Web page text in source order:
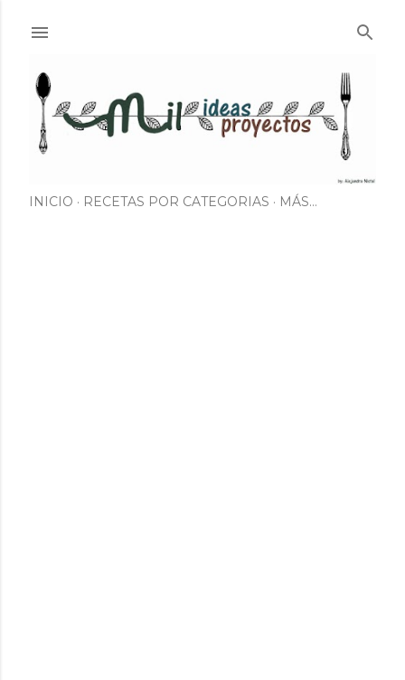
INICIO RECETAS POR CATEGORIAS MÁS…